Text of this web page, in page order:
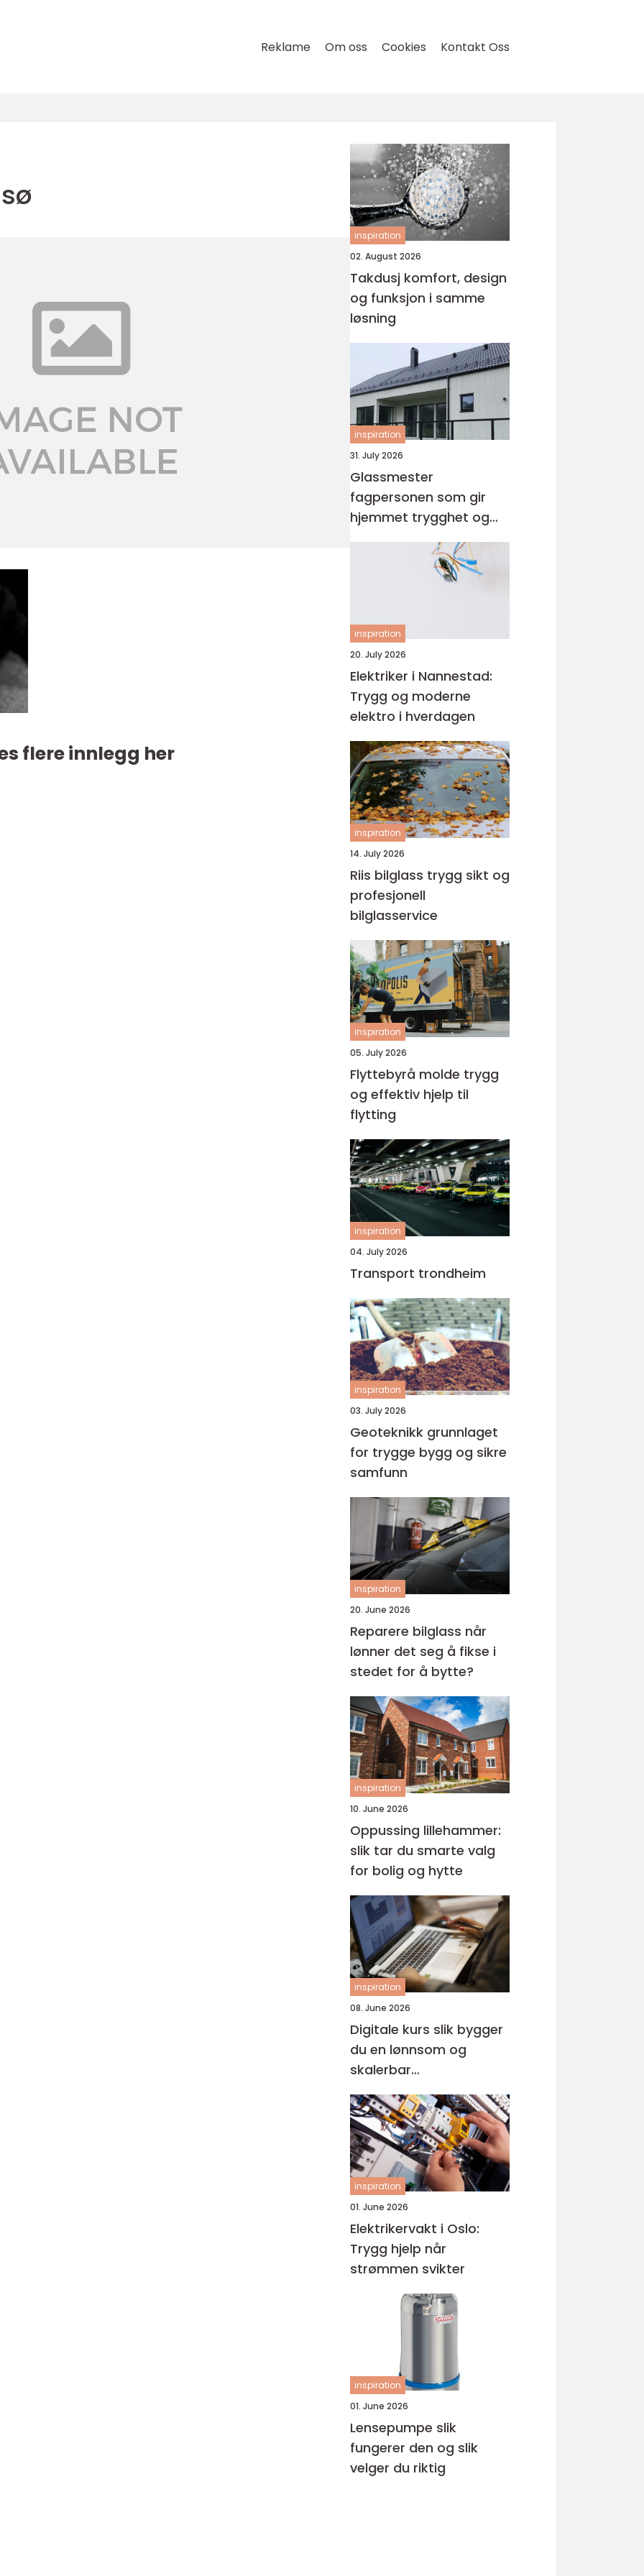
Reklame Om oss Cookies Kontakt Oss
flere innlegg her
inspiration
02. August 2026
Takdusj komfort, design
og funksjon i samme
løsning
inspiration
31. July 2026
Glassmester
fagpersonen som gir
hjemmet trygghet og
lys
inspiration
20. July 2026
Elektriker i Nannestad:
Trygg og moderne
elektro i hverdagen
inspiration
14. July 2026
Riis bilglass trygg sikt og
profesjonell
bilglasservice
inspiration
05. July 2026
Flyttebyrå molde trygg
og effektiv hjelp til
flytting
inspiration
04. July 2026
Transport trondheim
inspiration
03. July 2026
Geoteknikk grunnlaget
for trygge bygg og sikre
samfunn
inspiration
20. June 2026
Reparere bilglass når
lønner det seg å fikse i
stedet for å bytte?
inspiration
10. June 2026
Oppussing lillehammer:
slik tar du smarte valg
for bolig og hytte
inspiration
08. June 2026
Digitale kurs slik bygger
du en lønnsom og
skalerbar
kunnskapsbedrift
inspiration
01. June 2026
Elektrikervakt i Oslo:
Trygg hjelp når
strømmen svikter
inspiration
01. June 2026
Lensepumpe slik
fungerer den og slik
velger du riktig